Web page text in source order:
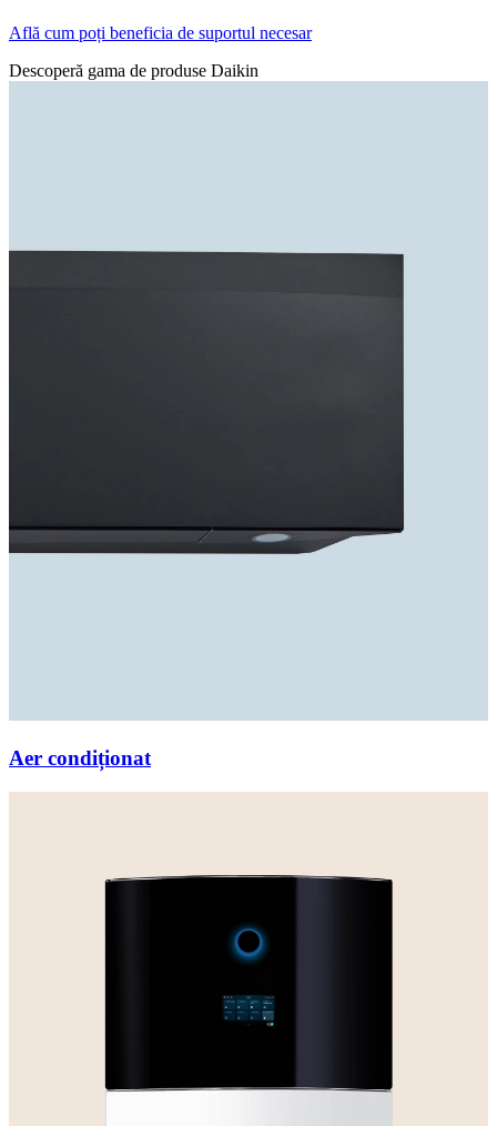
Află cum poți beneficia de suportul necesar
Descoperă gama de produse Daikin
Aer condiționat